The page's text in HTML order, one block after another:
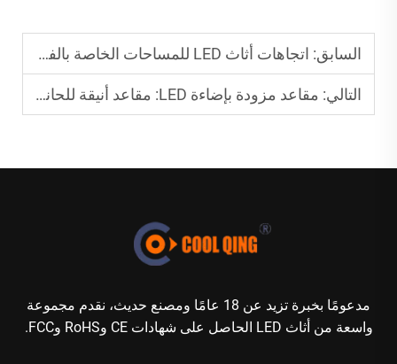
السابق: اتجاهات أثاث LED للمساحات الخاصة بالفعاليات في عام 2026
التالي: مقاعد مزودة بإضاءة LED: مقاعد أنيقة للحانات والفعاليات
مدعومًا بخبرة تزيد عن 18 عامًا ومصنع حديث، نقدم مجموعة
واسعة من أثاث LED الحاصل على شهادات CE وRoHS وFCC.